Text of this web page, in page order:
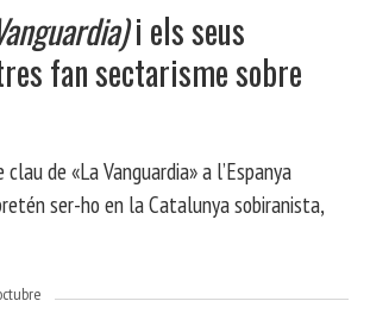
i els seus
fan sectarisme sobre
clau de «La Vanguardia» a l’Espanya
ser-ho en la Catalunya sobiranista,